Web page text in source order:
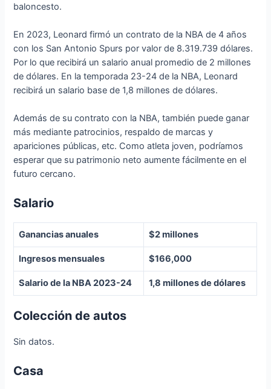
baloncesto.
En 2023, Leonard firmó un contrato de la NBA de 4 años
con los San Antonio Spurs por valor de 8.319.739 dólares.
Por lo que recibirá un salario anual promedio de 2 millones
de dólares. En la temporada 23-24 de la NBA, Leonard
recibirá un salario base de 1,8 millones de dólares.
Además de su contrato con la NBA, también puede ganar
más mediante patrocinios, respaldo de marcas y
apariciones públicas, etc. Como atleta joven, podríamos
esperar que su patrimonio neto aumente fácilmente en el
futuro cercano.
Salario
Ganancias anuales $2 millones
Ingresos mensuales $166,000
Salario de la NBA 2023-24 1,8 millones de dólares
Colección de autos
Sin datos.
Casa